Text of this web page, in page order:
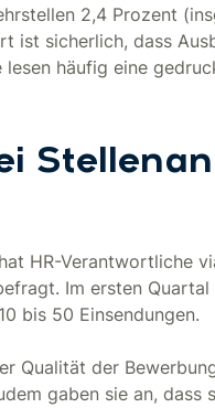
2,4 Prozent
ist sicherlich, dass
häufig eine
HR-Verantwortliche
Im ersten
bis 50 Einsendungen.
Qualität der
gaben sie an, dass